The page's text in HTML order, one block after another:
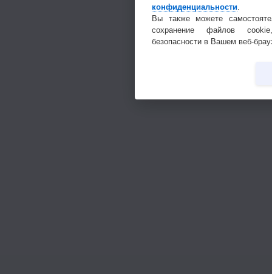
конфиденциальности
Вы также можете
сохранение файлов
безопасности в Вашем веб-